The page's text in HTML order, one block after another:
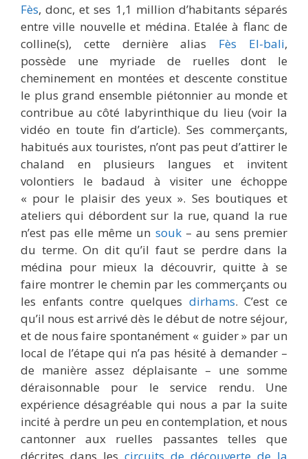
Fès, donc, et ses 1,1 million d’habitants séparés
entre ville nouvelle et médina. Etalée à flanc de
colline(s), cette dernière alias Fès El-bali,
possède une myriade de ruelles dont le
cheminement en montées et descente constitue
le plus grand ensemble piétonnier au monde et
contribue au côté labyrinthique du lieu (voir la
vidéo en toute fin d’article). Ses commerçants,
habitués aux touristes, n’ont pas peut d’attirer le
chaland en plusieurs langues et invitent
volontiers le badaud à visiter une échoppe
« pour le plaisir des yeux ». Ses boutiques et
ateliers qui débordent sur la rue, quand la rue
n’est pas elle même un souk– au sens premier
du terme. On dit qu’il faut se perdre dans la
médina pour mieux la découvrir, quitte à se
faire montrer le chemin par les commerçants ou
les enfants contre quelques dirhams. C’est ce
qu’il nous est arrivé dès le début de notre séjour,
et de nous faire spontanément « guider » par un
local de l’étape qui n’a pas hésité à demander –
de manière assez déplaisante – une somme
déraisonnable pour le service rendu. Une
expérience désagréable qui nous a par la suite
incité à perdre un peu en contemplation, et nous
cantonner aux ruelles passantes telles que
décrites dans les circuits de découverte de la